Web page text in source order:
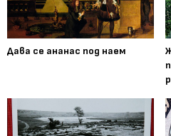
Дава се ананас под наем